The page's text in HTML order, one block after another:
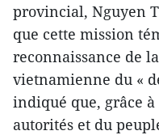
provincial, Nguyen
que cette mission
reconnaissance de
vietnamienne du «
indiqué que, grâce
autorités et du